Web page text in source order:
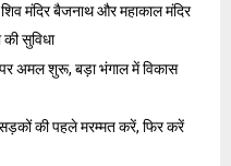
मंदिर बैजनाथ और महाकाल मंदिर
सुविधा
अमल शुरू, बड़ा भंगाल में विकास
की पहले मरम्मत करें, फिर करें